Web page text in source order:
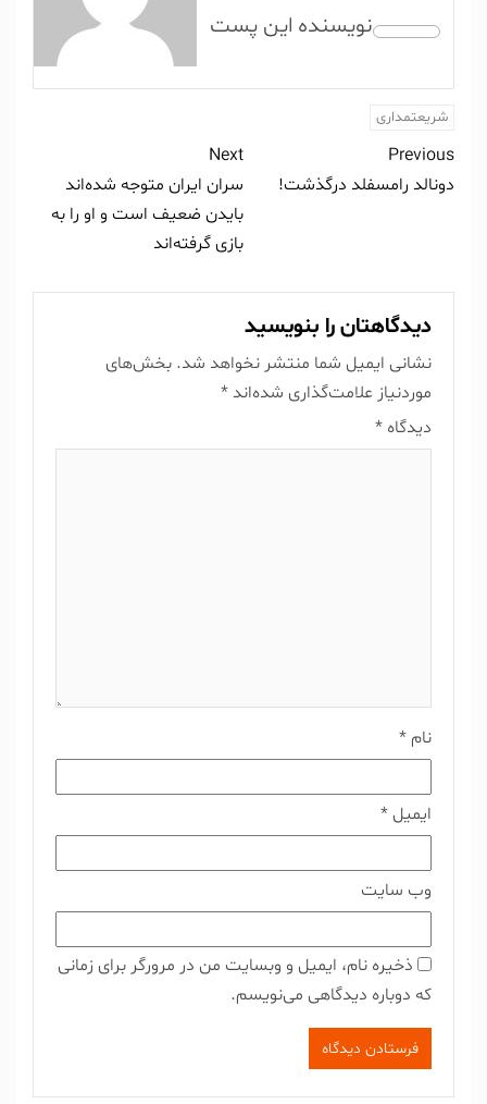
شریعتمداری
Previous
دونالد رامسفلد درگذشت!
Next
سران ایران متوجه شده‌اند
بایدن ضعیف است و او را به
بازی گرفته‌اند
دیدگاهتان را بنویسید
نشانی ایمیل شما منتشر نخواهد شد. بخش‌های
موردنیاز علامت‌گذاری شده‌اند *
دیدگاه *
نام *
ایمیل *
وب‌ سایت
ذخیره نام، ایمیل و وبسایت من در مرورگر برای زمانی
که دوباره دیدگاهی می‌نویسم.